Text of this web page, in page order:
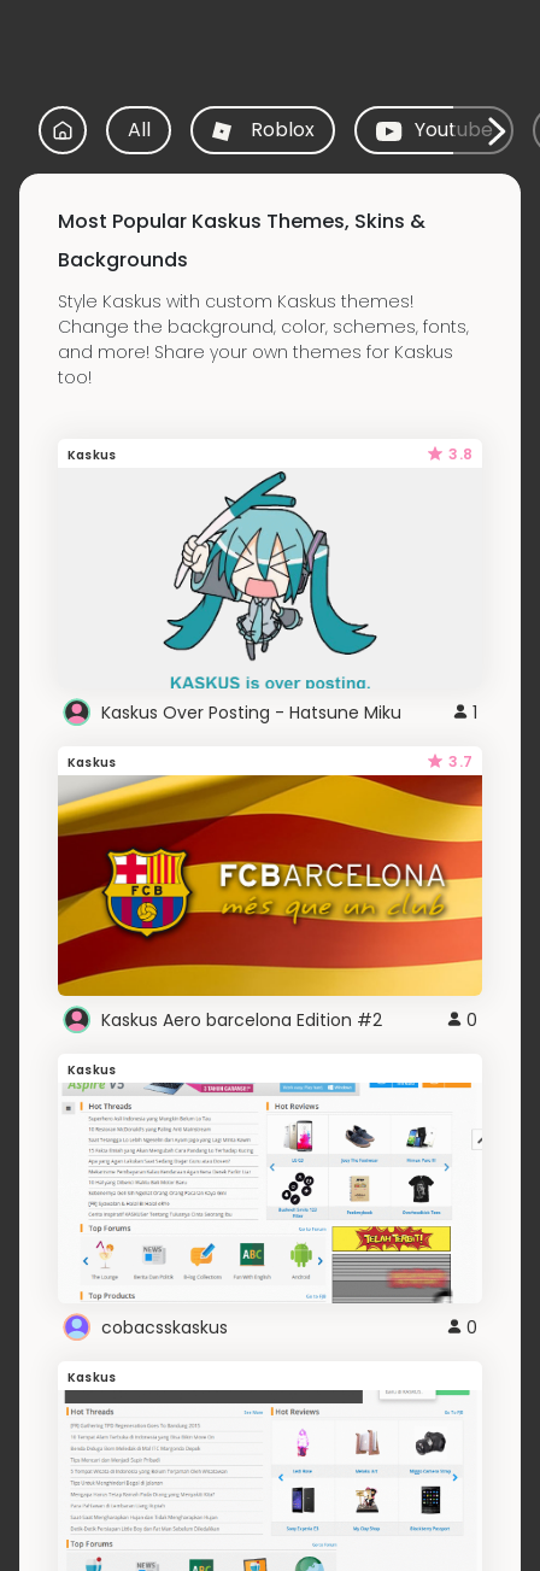
All Roblox Youtube
Most Popular Kaskus Themes, Skins &
Backgrounds
Style Kaskus with custom Kaskus themes!
Change the background, color, schemes, fonts,
and more! Share your own themes for Kaskus
too!
Kaskus 3.8
Kaskus Over Posting - Hatsune Miku 1
Kaskus 3.7
Kaskus Aero barcelona Edition #2 0
Kaskus
cobacsskaskus 0
Kaskus